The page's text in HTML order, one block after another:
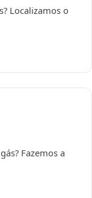
Localizamos o
Fazemos a